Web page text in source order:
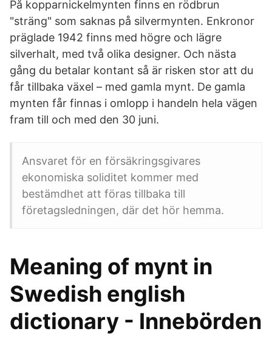
På kopparnickelmynten finns en rödbrun
"sträng" som saknas på silvermynten. Enkronor
präglade 1942 finns med högre och lägre
silverhalt, med två olika designer. Och nästa
gång du betalar kontant så är risken stor att du
får tillbaka växel – med gamla mynt. De gamla
mynten får finnas i omlopp i handeln hela vägen
fram till och med den 30 juni.
Ansvaret för en försäkringsgivares
ekonomiska soliditet kommer med
bestämdhet att föras tillbaka till
företagsledningen, där det hör hemma.
Meaning of mynt in
Swedish english
dictionary - Innebörden